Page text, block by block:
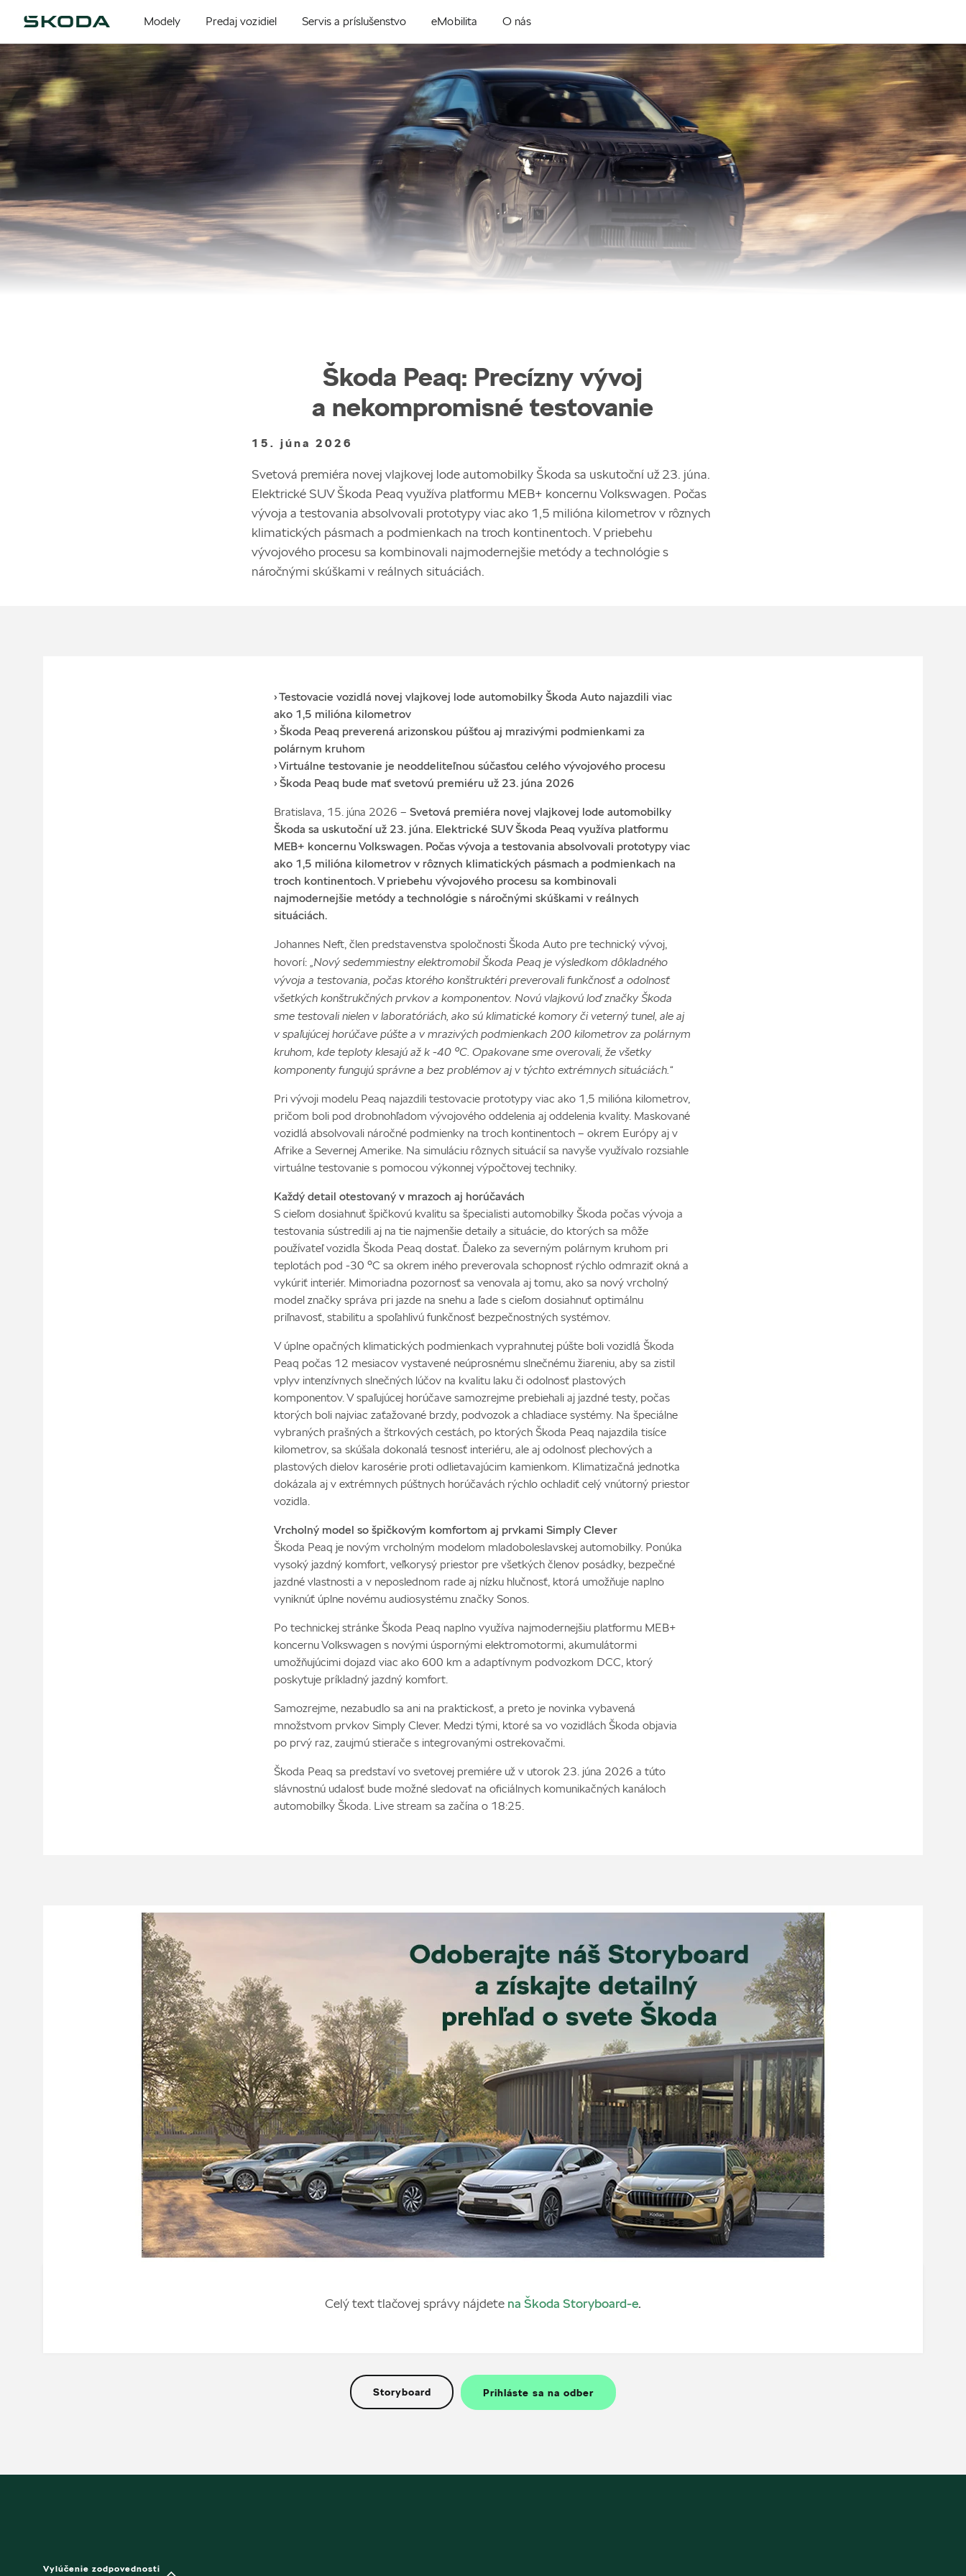
Modely Predaj vozidiel Servis a príslušenstvo eMobilita O nás
Škoda Peaq: Precízny vývoj
a nekompromisné testovanie
15. júna 2026
Svetová premiéra novej vlajkovej lode automobilky Škoda sa uskutoční už 23. júna.
Elektrické SUV Škoda Peaq využíva platformu MEB+ koncernu Volkswagen. Počas
vývoja a testovania absolvovali prototypy viac ako 1,5 milióna kilometrov v rôznych
klimatických pásmach a podmienkach na troch kontinentoch. V priebehu
vývojového procesu sa kombinovali najmodernejšie metódy a technológie s
náročnými skúškami v reálnych situáciách.
› Testovacie vozidlá novej vlajkovej lode automobilky Škoda Auto najazdili viac
ako 1,5 milióna kilometrov
› Škoda Peaq preverená arizonskou púšťou aj mrazivými podmienkami za
polárnym kruhom
› Virtuálne testovanie je neoddeliteľnou súčasťou celého vývojového procesu
› Škoda Peaq bude mať svetovú premiéru už 23. júna 2026
Bratislava, 15. júna 2026 – Svetová premiéra novej vlajkovej lode automobilky
Škoda sa uskutoční už 23. júna. Elektrické SUV Škoda Peaq využíva platformu
MEB+ koncernu Volkswagen. Počas vývoja a testovania absolvovali prototypy viac
ako 1,5 milióna kilometrov v rôznych klimatických pásmach a podmienkach na
troch kontinentoch. V priebehu vývojového procesu sa kombinovali
najmodernejšie metódy a technológie s náročnými skúškami v reálnych
situáciách.
Johannes Neft, člen predstavenstva spoločnosti Škoda Auto pre technický vývoj,
hovorí: „Nový sedemmiestny elektromobil Škoda Peaq je výsledkom dôkladného
vývoja a testovania, počas ktorého konštruktéri preverovali funkčnosť a odolnosť
všetkých konštrukčných prvkov a komponentov. Novú vlajkovú loď značky Škoda
sme testovali nielen v laboratóriách, ako sú klimatické komory či veterný tunel, ale aj
v spaľujúcej horúčave púšte a v mrazivých podmienkach 200 kilometrov za polárnym
kruhom, kde teploty klesajú až k -40 °C. Opakovane sme overovali, že všetky
komponenty fungujú správne a bez problémov aj v týchto extrémnych situáciách.“
Pri vývoji modelu Peaq najazdili testovacie prototypy viac ako 1,5 milióna kilometrov,
pričom boli pod drobnohľadom vývojového oddelenia aj oddelenia kvality. Maskované
vozidlá absolvovali náročné podmienky na troch kontinentoch – okrem Európy aj v
Afrike a Severnej Amerike. Na simuláciu rôznych situácií sa navyše využívalo rozsiahle
virtuálne testovanie s pomocou výkonnej výpočtovej techniky.
Každý detail otestovaný v mrazoch aj horúčavách
S cieľom dosiahnuť špičkovú kvalitu sa špecialisti automobilky Škoda počas vývoja a
testovania sústredili aj na tie najmenšie detaily a situácie, do ktorých sa môže
používateľ vozidla Škoda Peaq dostať. Ďaleko za severným polárnym kruhom pri
teplotách pod -30 °C sa okrem iného preverovala schopnosť rýchlo odmraziť okná a
vykúriť interiér. Mimoriadna pozornosť sa venovala aj tomu, ako sa nový vrcholný
model značky správa pri jazde na snehu a ľade s cieľom dosiahnuť optimálnu
priľnavosť, stabilitu a spoľahlivú funkčnosť bezpečnostných systémov.
V úplne opačných klimatických podmienkach vyprahnutej púšte boli vozidlá Škoda
Peaq počas 12 mesiacov vystavené neúprosnému slnečnému žiareniu, aby sa zistil
vplyv intenzívnych slnečných lúčov na kvalitu laku či odolnosť plastových
komponentov. V spaľujúcej horúčave samozrejme prebiehali aj jazdné testy, počas
ktorých boli najviac zaťažované brzdy, podvozok a chladiace systémy. Na špeciálne
vybraných prašných a štrkových cestách, po ktorých Škoda Peaq najazdila tisíce
kilometrov, sa skúšala dokonalá tesnosť interiéru, ale aj odolnosť plechových a
plastových dielov karosérie proti odlietavajúcim kamienkom. Klimatizačná jednotka
dokázala aj v extrémnych púštnych horúčavách rýchlo ochladiť celý vnútorný priestor
vozidla.
Vrcholný model so špičkovým komfortom aj prvkami Simply Clever
Škoda Peaq je novým vrcholným modelom mladoboleslavskej automobilky. Ponúka
vysoký jazdný komfort, veľkorysý priestor pre všetkých členov posádky, bezpečné
jazdné vlastnosti a v neposlednom rade aj nízku hlučnosť, ktorá umožňuje naplno
vyniknúť úplne novému audiosystému značky Sonos.
Po technickej stránke Škoda Peaq naplno využíva najmodernejšiu platformu MEB+
koncernu Volkswagen s novými úspornými elektromotormi, akumulátormi
umožňujúcimi dojazd viac ako 600 km a adaptívnym podvozkom DCC, ktorý
poskytuje príkladný jazdný komfort.
Samozrejme, nezabudlo sa ani na praktickosť, a preto je novinka vybavená
množstvom prvkov Simply Clever. Medzi tými, ktoré sa vo vozidlách Škoda objavia
po prvý raz, zaujmú stierače s integrovanými ostrekovačmi.
Škoda Peaq sa predstaví vo svetovej premiére už v utorok 23. júna 2026 a túto
slávnostnú udalosť bude možné sledovať na oficiálnych komunikačných kanáloch
automobilky Škoda. Live stream sa začína o 18:25.
Celý text tlačovej správy nájdete na Škoda Storyboard-e.
Storyboard Prihláste sa na odber
Vylúčenie zodpovednosti